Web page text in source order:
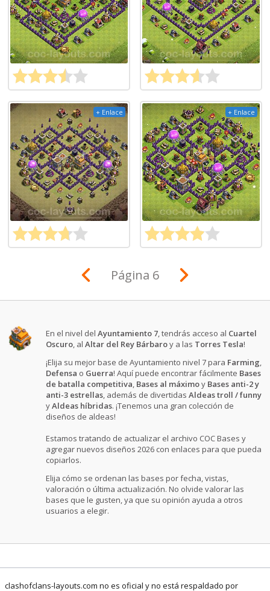
+ Enlace + Enlace
Página 6
En el nivel delAyuntamiento 7, tendrás acceso al Cuartel
Oscuro, alAltar del Rey Bárbaroy a las Torres Tesla!
¡Elija su mejor base de Ayuntamiento nivel 7 para Farming,
Defensa o Guerra! Aquí puede encontrar fácilmente Bases
de batalla competitiva, Bases al máximoy Bases anti-2 y
anti-3 estrellas, además de divertidasAldeas troll / funny
yAldeas híbridas. ¡Tenemos una gran colección de
diseños de aldeas!
Estamos tratando de actualizar el archivo COC Bases y
agregar nuevos diseños 2026 con enlaces para que pueda
copiarlos.
Elija cómo se ordenan las bases por fecha, vistas,
valoración o última actualización. No olvide valorar las
bases que le gusten, ya que su opinión ayuda a otros
usuarios a elegir.
clashofclans-layouts.com no es oficial y no está respaldado por